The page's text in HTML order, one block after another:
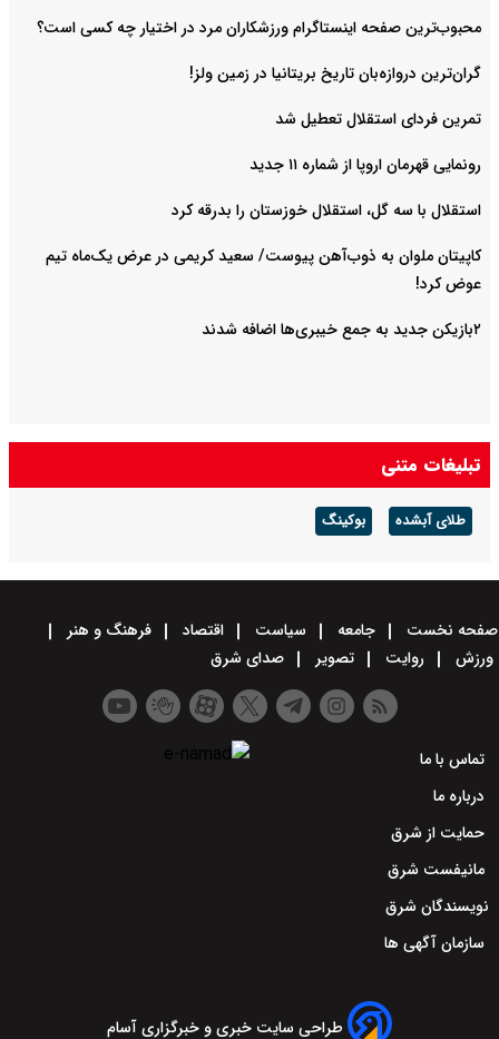
محبوب‌ترین صفحه اینستاگرام ورزشکاران مرد در اختیار چه کسی است؟
گران‌ترین دروازه‌بان تاریخ بریتانیا در زمین ولز!
تمرین فردای استقلال تعطیل شد
رونمایی قهرمان اروپا از شماره ۱۱ جدید
استقلال با سه گل، استقلال خوزستان را بدرقه کرد
کاپیتان ملوان به ذوب‌آهن پیوست/ سعید کریمی در عرض یک‌ماه تیم
عوض کرد!
۲بازیکن جدید به جمع خیبری‌ها اضافه شدند
تبلیغات متنی
طلای آبشده بوکینگ
صفحه نخست جامعه سیاست اقتصاد
فرهنگ و هنر
ورزش
روایت تصویر صدای شرق
تماس با ما
درباره ما
حمایت از شرق
مانیفست شرق
نویسندگان شرق
سازمان آگهی ها
طراحی سایت خبری و خبرگزاری آسام